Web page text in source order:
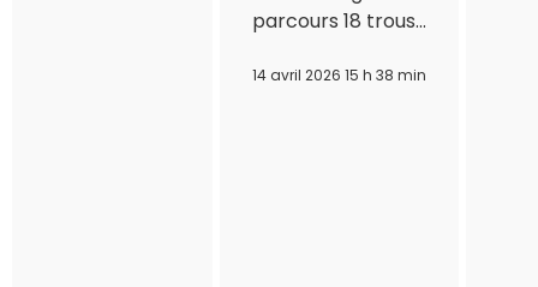
parcours 18 trous…
14 avril 2026 15 h 38 min